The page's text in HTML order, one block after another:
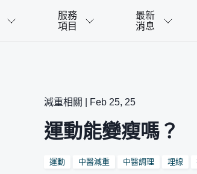
服務
項目
最新
消息
減重相關 | Feb 25, 25
運動能變瘦嗎？
運動 中醫減重 中醫調理 埋線